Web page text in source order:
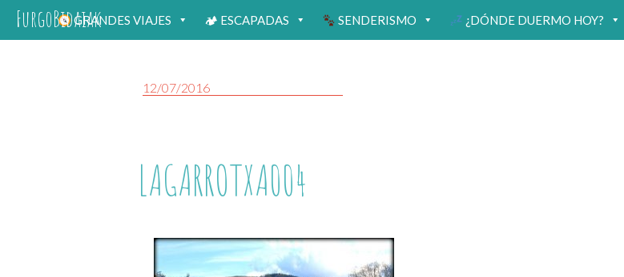
FurgoBidaiakGRANDES VIAJES 🏕 ESCAPADAS SENDERISMO ¿DÓNDE DUERMO HOY?
12/07/2016
LAGARROTXA004